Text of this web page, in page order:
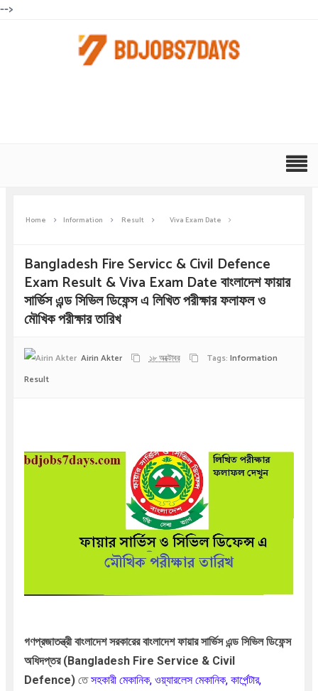
-->
Home Information Result Viva Exam Date
Bangladesh Fire Servicc & Civil Defence
Exam Result & Viva Exam Date বাংলাদেশ ফায়ার
সার্ভিস এন্ড সিভিল ডিফেন্স এ লিখিত পরীক্ষার ফলাফল ও
মৌখিক পরীক্ষার তারিখ
Airin Akter ১৮ অক্টোবর Tags: Information
Result
গণপ্রজাতন্ত্রী বাংলাদেশ সরকারেরবাংলাদেশ ফায়ার সার্ভিস এন্ড সিভিল ডিফেন্স
অধিদপ্তর(Bangladesh Fire Service & Civil
Defence) তেসহকারী মেকানিক, ওয়্যারলেস মেকানিক, কার্পেন্টার,